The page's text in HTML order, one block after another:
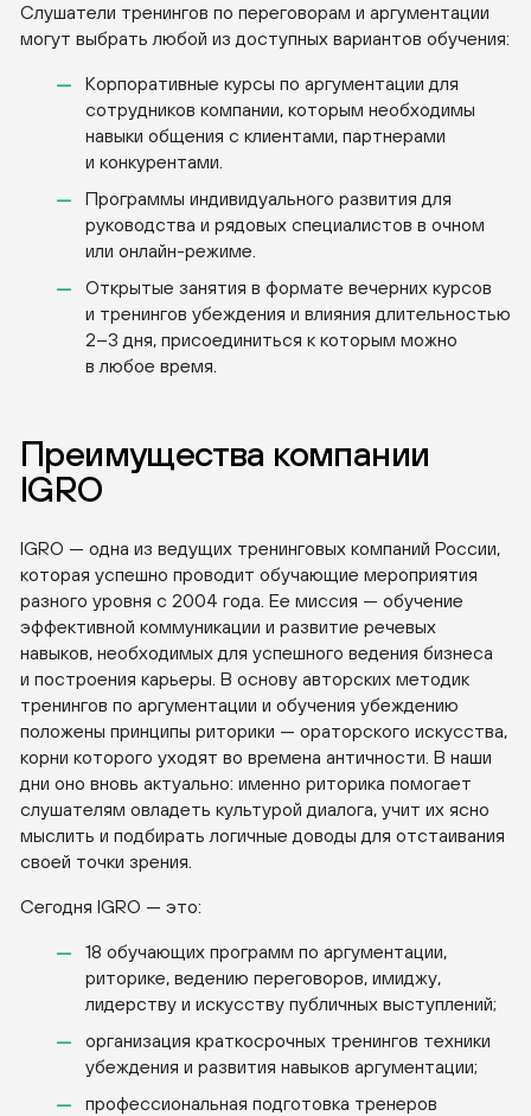
Слушатели тренингов по переговорам и аргументации
могут выбрать любой из доступных вариантов обучения:
Корпоративные курсы по аргументации для
сотрудников компании, которым необходимы
навыки общения с клиентами, партнерами
и конкурентами.
Программы индивидуального развития для
руководства и рядовых специалистов в очном
или онлайн-режиме
Открытые занятия в формате вечерних курсов
и тренингов убеждения и влияния длительностью
2–3 дня, присоединиться к которым можно
в любое время.
Преимущества компании
IGRO
IGRO — одна из ведущих тренинговых компаний России,
которая успешно проводит обучающие мероприятия
разного уровня с 2004 года. Ее миссия — обучение
эффективной коммуникации и развитие речевых
навыков, необходимых для успешного ведения бизнеса
и построения карьеры. В основу авторских методик
тренингов по аргументации и обучения убеждению
положены принципы риторики — ораторского искусства,
корни которого уходят во времена античности. В наши
дни оно вновь актуально: именно риторика помогает
слушателям овладеть культурой диалога, учит их ясно
мыслить и подбирать логичные доводы для отстаивания
своей точки зрения.
Сегодня IGRO — это:
18 обучающих программ по аргументации,
риторике, ведению переговоров, имиджу,
лидерству и искусству публичных выступлений;
организация краткосрочных тренингов техники
убеждения и развития навыков аргументации;
профессиональная подготовка тренеров